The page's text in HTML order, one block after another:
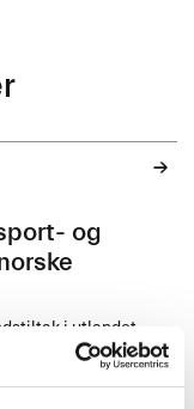
og
i utlandet
og